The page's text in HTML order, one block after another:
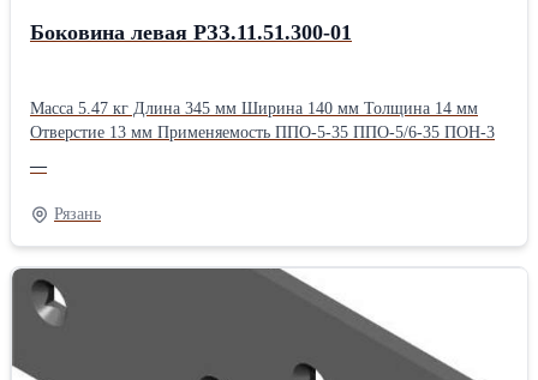
Боковина левая РЗЗ.11.51.300-01
Масса 5.47 кг Длина 345 мм Ширина 140 мм Толщина 14 мм
Отверстие 13 мм Применяемость ППО-5-35 ППО-5/6-35 ПОН-3
—
Рязань